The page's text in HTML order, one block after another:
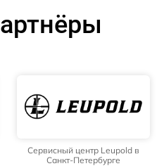
Сервисный центр Leupold в
Санкт-Петербурге